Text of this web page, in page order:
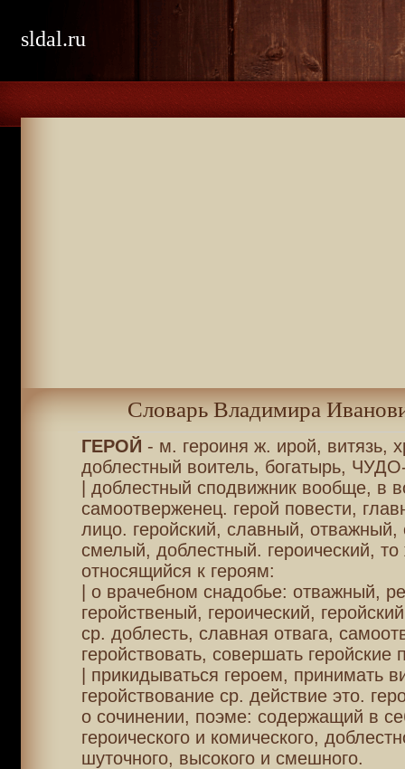
sldal.ru
Словарь Владимира
ГЕРОЙ - м. героиня ж. ирой, витязь,
доблестный воитель, богатырь,
| доблестный сподвижник вообще, в
самоотверженец. герой повести,
лицо. геройский, славный, отважный,
смелый, доблестный. героический, то
относящийся к героям:
| о врачебном снадобье: отважный,
геройственый, героический,
ср. доблесть, славная отвага,
геройствовать, совершать геройские
| прикидываться героем, принимать
геройствование ср. действие это.
о сочинении, поэме: содержащий в
героического и комического,
шуточного, высокого и смешного.